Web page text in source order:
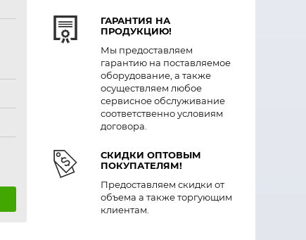
ГАРАНТИЯ НА
ПРОДУКЦИЮ!
Мы предоставляем
гарантию на поставляемое
оборудование, а также
осуществляем любое
сервисное обслуживание
соответственно условиям
договора.
СКИДКИ ОПТОВЫМ
ПОКУПАТЕЛЯМ!
Предоставляем скидки от
объема а также торгующим
клиентам.